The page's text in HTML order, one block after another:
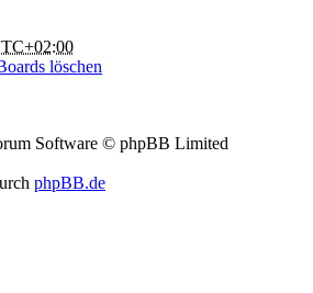
löschen
Software © phpBB Limited
phpBB.de